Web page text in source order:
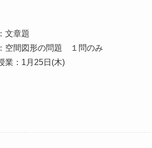
文章題
空間図形の問題 １問のみ
業：1月25日(木)